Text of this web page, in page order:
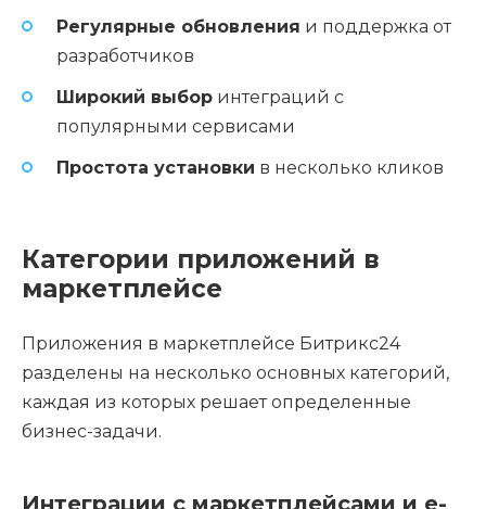
Регулярные обновления и поддержка от
разработчиков
Широкий выбор интеграций с
популярными сервисами
Простота установки в несколько кликов
Категории приложений в
маркетплейсе
Приложения в маркетплейсе Битрикс24
разделены на несколько основных категорий,
каждая из которых решает определенные
бизнес-задачи.
Интеграции с маркетплейсами и e-